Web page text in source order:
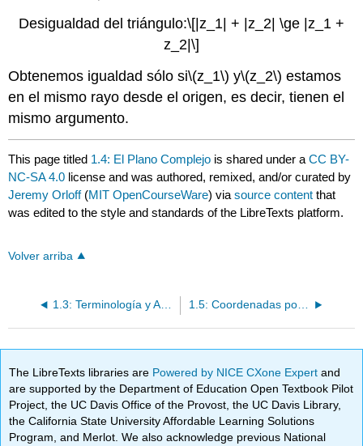
Desigualdad del triángulo:\[|z_1| + |z_2| \ge |z_1 +
z_2|\]
Obtenemos igualdad sólo si\(z_1\) y\(z_2\) estamos
en el mismo rayo desde el origen, es decir, tienen el
mismo argumento.
This page titled 1.4: El Plano Complejo is shared under aCC BY-
NC-SA 4.0 license and was authored, remixed, and/or curated by
Jeremy Orloff(MIT OpenCourseWare) viasource content that
was edited to the style and standards of the LibreTexts platform.
Volver arriba
1.3: Terminología y Aritmética Básica 1.5: Coordenadas polares
The LibreTexts libraries are Powered by NICE CXone Expertand
are supported by the Department of Education Open Textbook Pilot
Project, the UC Davis Office of the Provost, the UC Davis Library,
the California State University Affordable Learning Solutions
Program, and Merlot. We also acknowledge previous National